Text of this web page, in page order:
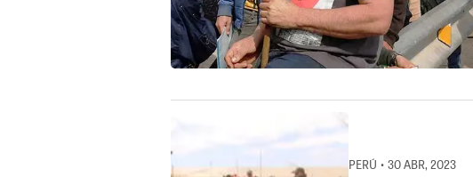
PERÚ • 30 ABR, 2023